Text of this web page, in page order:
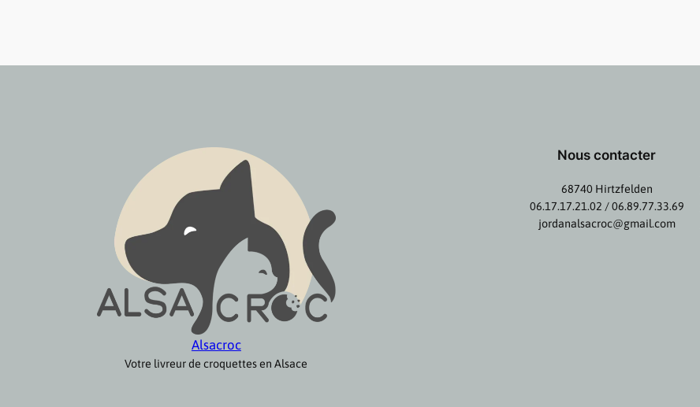
Alsacroc
Votre livreur de croquettes en Alsace
Nous contacter
68740 Hirtzfelden
06.17.17.21.02 / 06.89.77.33.69
jordanalsacroc@gmail.com